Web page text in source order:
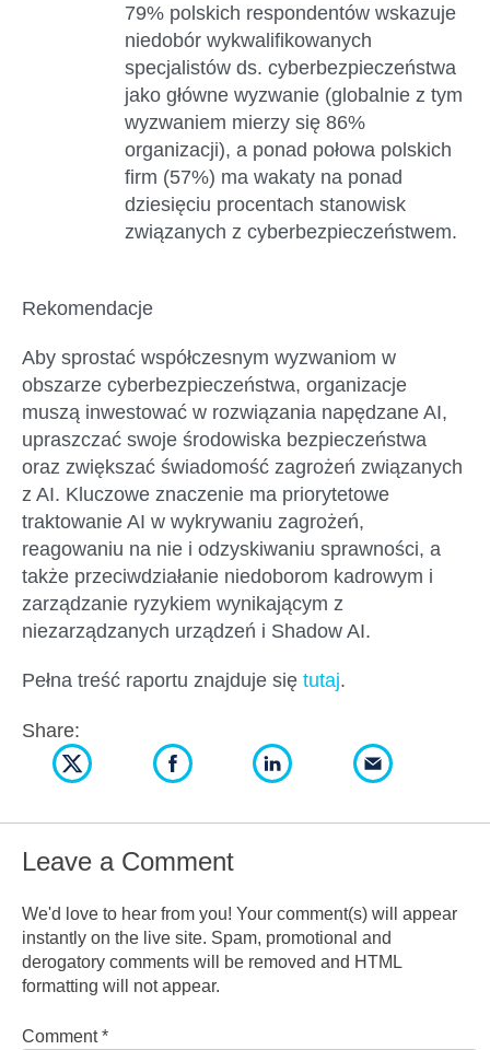
79% polskich respondentów wskazuje
niedobór wykwalifikowanych
specjalistów ds. cyberbezpieczeństwa
jako główne wyzwanie (globalnie z tym
wyzwaniem mierzy się 86%
organizacji), a ponad połowa polskich
firm (57%) ma wakaty na ponad
dziesięciu procentach stanowisk
związanych z cyberbezpieczeństwem.
Rekomendacje
Aby sprostać współczesnym wyzwaniom w
obszarze cyberbezpieczeństwa, organizacje
muszą inwestować w rozwiązania napędzane AI,
upraszczać swoje środowiska bezpieczeństwa
oraz zwiększać świadomość zagrożeń związanych
z AI. Kluczowe znaczenie ma priorytetowe
traktowanie AI w wykrywaniu zagrożeń,
reagowaniu na nie i odzyskiwaniu sprawności, a
także przeciwdziałanie niedoborom kadrowym i
zarządzanie ryzykiem wynikającym z
niezarządzanych urządzeń i Shadow AI.
Pełna treść raportu znajduje się tutaj.
Share:
Leave a Comment
We'd love to hear from you! Your comment(s) will appear
instantly on the live site. Spam, promotional and
derogatory comments will be removed and HTML
formatting will not appear.
Comment*